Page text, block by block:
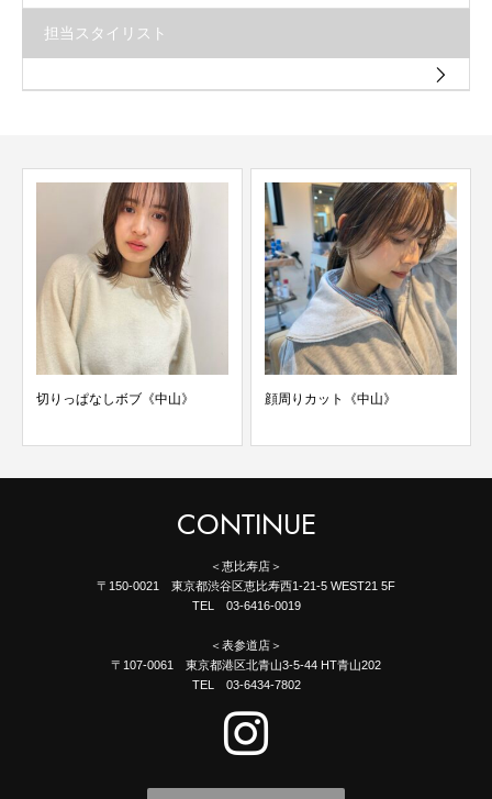
担当スタイリスト
切りっぱなしボブ《中山》 顔周りカット《中山》
CONTINUE
＜恵比寿店＞
〒150-0021 東京都渋谷区恵比寿西1-21-5 WEST21 5F
TEL 03-6416-0019
＜表参道店＞
〒107-0061 東京都港区北青山3-5-44 HT青山202
TEL 03-6434-7802